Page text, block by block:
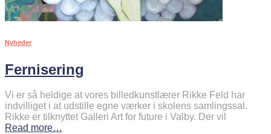
Nyheder
Fernisering
Vi er så heldige at vores billedkunstlærer Rikke Feld har
indvilliget i at udstille egne værker i skolens samlingssal.
Rikke er tilknyttet Galleri Art for future i Valby. Der vil
Read more…